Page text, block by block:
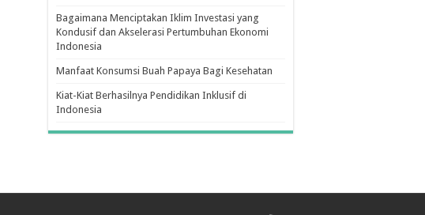
Bagaimana Menciptakan Iklim Investasi yang
Kondusif dan Akselerasi Pertumbuhan Ekonomi
Indonesia
Manfaat Konsumsi Buah Papaya Bagi Kesehatan
Kiat-Kiat Berhasilnya Pendidikan Inklusif di
Indonesia